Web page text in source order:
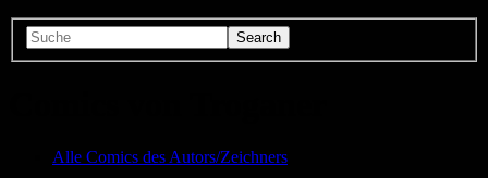
Alle Comics des Autors/Zeichners